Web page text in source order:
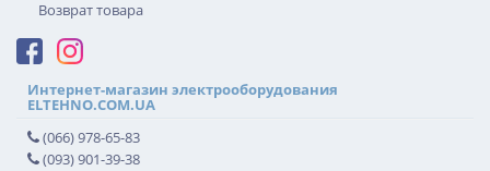
Возврат товара
Интернет-магазин электрооборудования
ELTEHNO.COM.UA
(066) 978-65-83
(093) 901-39-38